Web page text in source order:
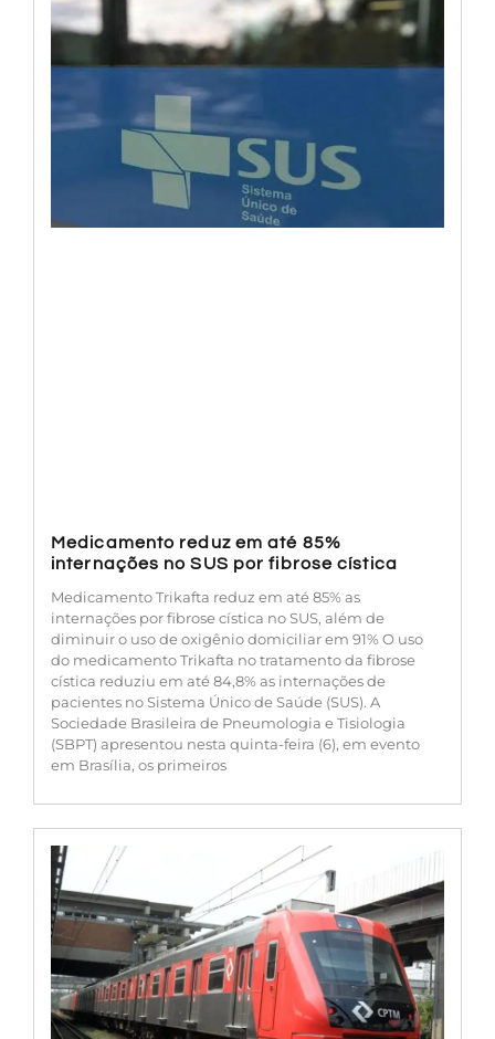
Medicamento reduz em até 85%
internações no SUS por fibrose cística
Medicamento Trikafta reduz em até 85% as
internações por fibrose cística no SUS, além de
diminuir o uso de oxigênio domiciliar em 91% O uso
do medicamento Trikafta no tratamento da fibrose
cística reduziu em até 84,8% as internações de
pacientes no Sistema Único de Saúde (SUS). A
Sociedade Brasileira de Pneumologia e Tisiologia
(SBPT) apresentou nesta quinta-feira (6), em evento
em Brasília, os primeiros